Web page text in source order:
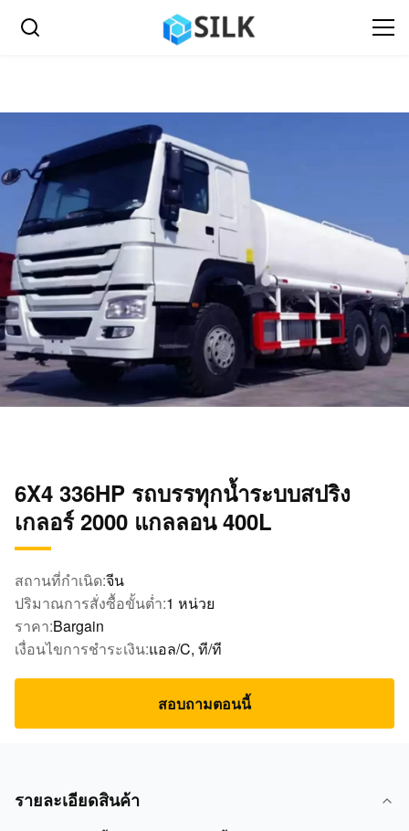
6X4 336HP รถบรรทุกน้ำระบบสปริง
เกลอร์ 2000 แกลลอน 400L
สถานที่กำเนิด:จีน
ปริมาณการสั่งซื้อขั้นต่ำ:1 หน่วย
ราคา:Bargain
เงื่อนไขการชำระเงิน:แอล/C, ที/ที
สอบถามตอนนี้
รายละเอียดสินค้า